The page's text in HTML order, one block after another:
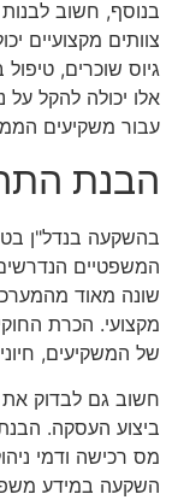
בנוסף, חשוב
צוותים מקצועיים
גיוס שוכרים,
אלו יכולה להקל על
עבור משקיעים
הבנת
בהשקעה בנדל"ן
המשפטיים
שונה מאוד
מקצועי. הכרת
של המשקיעים,
חשוב גם לבדוק
ביצוע העסקה. הבנת
מס רכישה ודמי
השקעה במידע